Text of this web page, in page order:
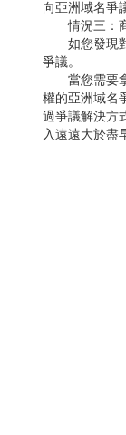
向亞洲域名爭
情況三：商
如您發現對
爭議。
當您需要拿
權的亞洲域名
過爭議解決方
入遠遠大於盡